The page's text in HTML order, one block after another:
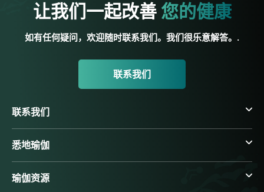
让我们一起改善 您的健康
如有任何疑问，欢迎随时联系我们。我们很乐意解答。.
联系我们
联系我们
悉地瑜伽
瑜伽资源